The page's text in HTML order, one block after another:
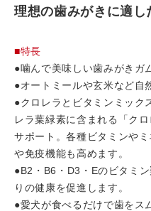
理想の歯みがきに適し
■特長
●噛んで美味しい歯みがきガ
●オートミールや玄米など自
●クロレラとビタミンミック
レラ葉緑素に含まれる「ク
サポート。各種ビタミンや
や免疫機能も高めます。
●B2・B6・D3・Eのビタミ
りの健康を促進します。
●愛犬が食べるだけで歯をス